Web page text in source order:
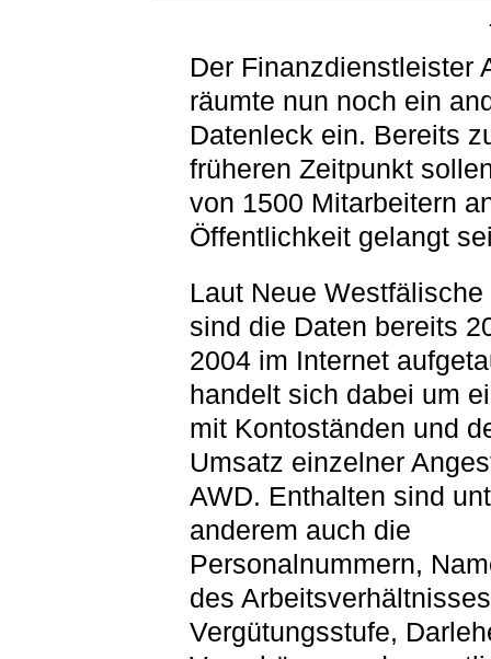
Der Finanzdienstleister
räumte nun noch ein
Datenleck ein. Bereits
früheren Zeitpunkt
von 1500 Mitarbeitern
Öffentlichkeit gelangt
Laut Neue Westfälische
sind die Daten bereits
2004 im Internet
handelt sich dabei um
mit Kontoständen und
Umsatz einzelner
AWD. Enthalten sind
anderem auch die
Personalnummern,
des
Vergütungsstufe,